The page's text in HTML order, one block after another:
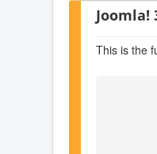
Joomla!
This is the